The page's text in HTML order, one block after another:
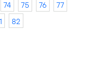
74 75 76
77
82